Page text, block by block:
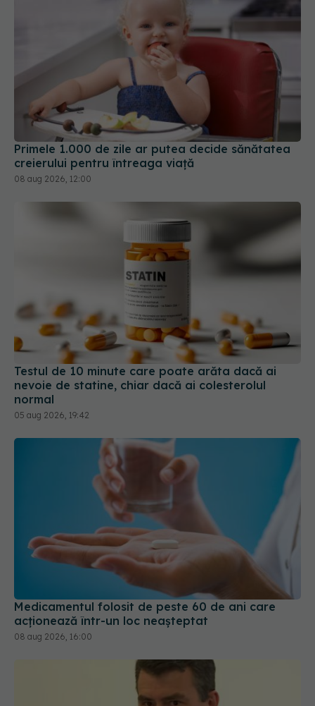
Primele 1.000 de zile ar putea decide sănătatea
creierului pentru întreaga viață
08 aug 2026, 12:00
Testul de 10 minute care poate arăta dacă ai
nevoie de statine, chiar dacă ai colesterolul
normal
05 aug 2026, 19:42
Medicamentul folosit de peste 60 de ani care
acționează într-un loc neașteptat
08 aug 2026, 16:00